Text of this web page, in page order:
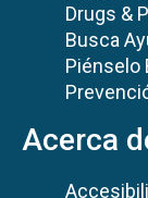
Drugs &
Busca
Piénselo
Acerca